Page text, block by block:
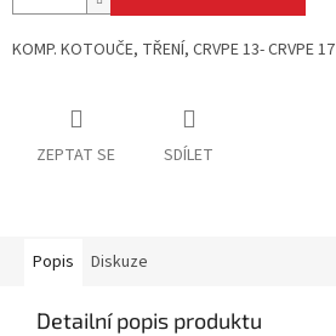
KOMP. KOTOUČE, TŘENÍ, CRVPE 13- CRVPE 17
ZEPTAT SE SDÍLET
Popis Diskuze
Detailní popis produktu